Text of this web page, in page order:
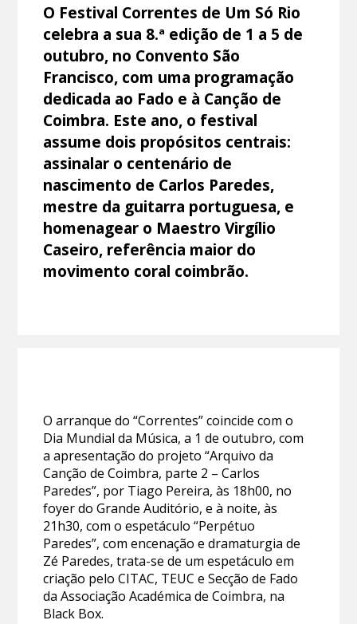
O Festival Correntes de Um Só Rio
celebra a sua 8.ª edição de 1 a 5 de
outubro, no Convento São
Francisco, com uma programação
dedicada ao Fado e à Canção de
Coimbra. Este ano, o festival
assume dois propósitos centrais:
assinalar o centenário de
nascimento de Carlos Paredes,
mestre da guitarra portuguesa, e
homenagear o Maestro Virgílio
Caseiro, referência maior do
movimento coral coimbrão.
O arranque do “Correntes” coincide com o
Dia Mundial da Música, a 1 de outubro, com
a apresentação do projeto “Arquivo da
Canção de Coimbra, parte 2 – Carlos
Paredes”, por Tiago Pereira, às 18h00, no
foyer do Grande Auditório, e à noite, às
21h30, com o espetáculo “Perpétuo
Paredes”, com encenação e dramaturgia de
Zé Paredes, trata-se de um espetáculo em
criação pelo CITAC, TEUC e Secção de Fado
da Associação Académica de Coimbra, na
Black Box.